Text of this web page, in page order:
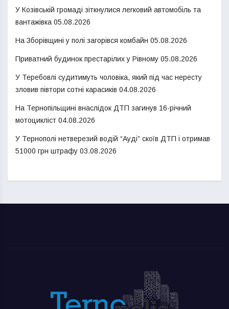
У Козівській громаді зіткнулися легковий автомобіль та
вантажівка 05.08.2026
На Зборівщині у полі загорівся комбайн 05.08.2026
Приватний будинок престарілих у Рівному 05.08.2026
У Теребовлі судитимуть чоловіка, який під час нересту
зловив півтори сотні карасиків 04.08.2026
На Тернопільщині внаслідок ДТП загинув 16-річний
мотоцикліст 04.08.2026
У Тернополі нетверезий водій “Ауді” скоїв ДТП і отримав
51000 грн штрафу 03.08.2026